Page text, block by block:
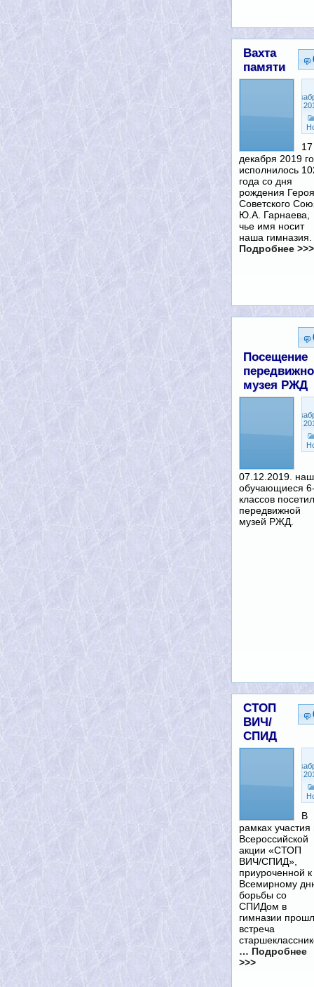
Вахта
памяти
18,
17
декабря 2019
исполнилось
года со дня
рождения Героя
Советского
Ю.А. Гарнаева,
чье имя носит
наша гимназия.
Подробнее >>>
Посещение
музея РЖД
16,
07.12.2019.
обучающиеся
классов
передвижной
музей РЖД.
СТОП
ВИЧ/
СПИД
8,
В
рамках участия
Всероссийской
акции «СТОП
ВИЧ/СПИД»,
приуроченной к
Всемирному
борьбы со
СПИДом в
гимназии
встреча
… Подробнее
>>>